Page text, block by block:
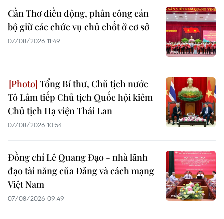
Cần Thơ điều động, phân công cán
bộ giữ các chức vụ chủ chốt ở cơ sở
07/08/2026 11:49
Tổng Bí thư, Chủ tịch nước
Tô Lâm tiếp Chủ tịch Quốc hội kiêm
Chủ tịch Hạ viện Thái Lan
07/08/2026 10:54
Đồng chí Lê Quang Đạo - nhà lãnh
đạo tài năng của Đảng và cách mạng
Việt Nam
07/08/2026 09:49